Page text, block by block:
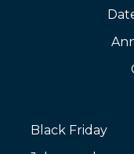
Black Friday